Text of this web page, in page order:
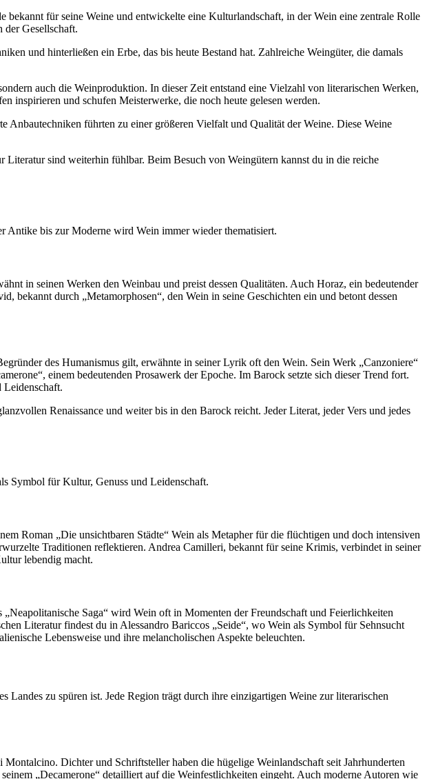
für seine Weine und entwickelte eine Kulturlandschaft, in der Wein eine zentrale Rolle
der Gesellschaft.
und hinterließen ein Erbe, das bis heute Bestand hat. Zahlreiche Weingüter, die damals
auch die Weinproduktion. In dieser Zeit entstand eine Vielzahl von literarischen Werken,
inspirieren und schufen Meisterwerke, die noch heute gelesen werden.
Anbautechniken führten zu einer größeren Vielfalt und Qualität der Weine. Diese Weine
sind weiterhin fühlbar. Beim Besuch von Weingütern kannst du in die reiche
Antike bis zur Moderne wird Wein immer wieder thematisiert.
in seinen Werken den Weinbau und preist dessen Qualitäten. Auch Horaz, ein bedeutender
bekannt durch „Metamorphosen“, den Wein in seine Geschichten ein und betont dessen
des Humanismus gilt, erwähnte in seiner Lyrik oft den Wein. Sein Werk „Canzoniere“
einem bedeutenden Prosawerk der Epoche. Im Barock setzte sich dieser Trend fort.
Leidenschaft.
Renaissance und weiter bis in den Barock reicht. Jeder Literat, jeder Vers und jedes
Symbol für Kultur, Genuss und Leidenschaft.
Roman „Die unsichtbaren Städte“ Wein als Metapher für die flüchtigen und doch intensiven
Traditionen reflektieren. Andrea Camilleri, bekannt für seine Krimis, verbindet in seiner
lebendig macht.
Saga“ wird Wein oft in Momenten der Freundschaft und Feierlichkeiten
Literatur findest du in Alessandro Bariccos „Seide“, wo Wein als Symbol für Sehnsucht
Lebensweise und ihre melancholischen Aspekte beleuchten.
zu spüren ist. Jede Region trägt durch ihre einzigartigen Weine zur literarischen
Dichter und Schriftsteller haben die hügelige Weinlandschaft seit Jahrhunderten
„Decamerone“ detailliert auf die Weinfestlichkeiten eingeht. Auch moderne Autoren wie